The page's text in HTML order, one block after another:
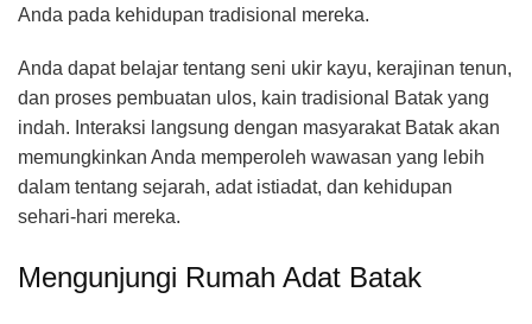
Anda pada kehidupan tradisional mereka.
Anda dapat belajar tentang seni ukir kayu, kerajinan tenun,
dan proses pembuatan ulos, kain tradisional Batak yang
indah. Interaksi langsung dengan masyarakat Batak akan
memungkinkan Anda memperoleh wawasan yang lebih
dalam tentang sejarah, adat istiadat, dan kehidupan
sehari-hari mereka.
Mengunjungi Rumah Adat Batak